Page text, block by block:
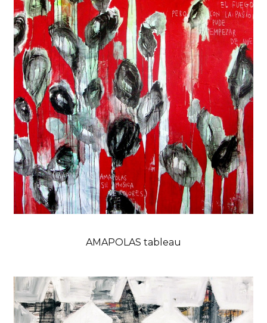
AMAPOLAS tableau